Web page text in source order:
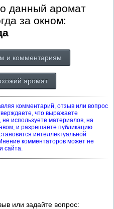
данный аромат
за окном:
и комментариям
аромат
комментарий, отзыв или вопрос
что выражаете
используете материалов, на
и разрешаете публикацию
интеллектуальной
комментаторов может не
сайта.
или задайте вопрос: